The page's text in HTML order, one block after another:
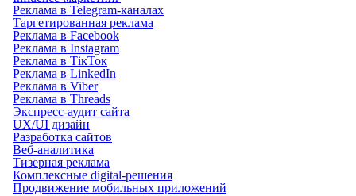
Реклама в Telegram-каналах
Таргетированная реклама
Реклама в Facebook
Реклама в Instagram
Реклама в ТікТок
Реклама в LinkedIn
Реклама в Viber
Реклама в Threads
Экспресс-аудит сайта
UX/UI дизайн
Разработка сайтов
Веб-аналитика
Тизерная реклама
Комплексные digital-решения
Продвижение мобильных приложений